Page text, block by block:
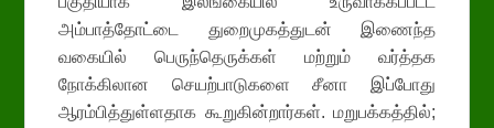
அம்பாத்தோட்டை துறைமுகத்துடன் இணைந்த
வகையில் பெருந்தெருக்கள் மற்றும் வர்த்தக
நோக்கிலான செயற்பாடுகளை சீனா இப்போது
ஆரம்பித்துள்ளதாக கூறுகின்றார்கள். மறுபக்கத்தில்;